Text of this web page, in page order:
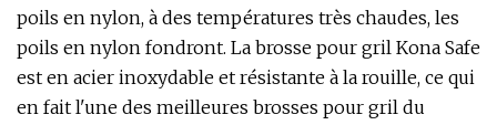
poils en nylon, à des températures très chaudes, les
poils en nylon fondront. La brosse pour gril Kona Safe
est en acier inoxydable et résistante à la rouille, ce qui
en fait l'une des meilleures brosses pour gril du